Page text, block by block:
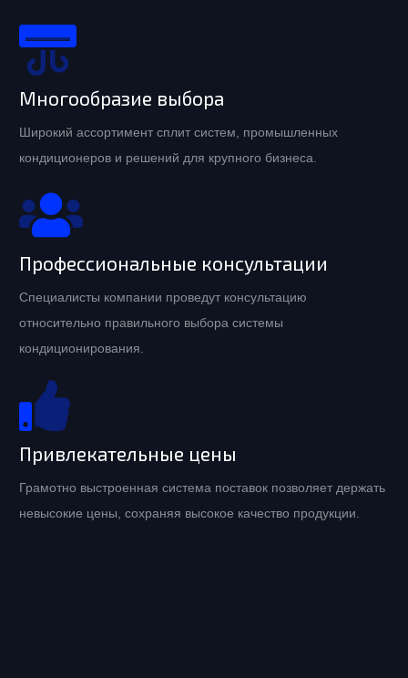
Многообразие выбора
Широкий ассортимент сплит систем, промышленных
кондиционеров и решений для крупного бизнеса.
Профессиональные консультации
Специалисты компании проведут консультацию
относительно правильного выбора системы
кондиционирования.
Привлекательные цены
Грамотно выстроенная система поставок позволяет держать
невысокие цены, сохраняя высокое качество продукции.